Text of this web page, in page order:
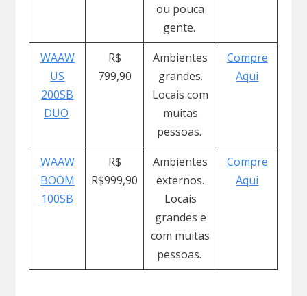
ou pouca
gente.
WAAW
US
200SB
DUO
R$
799,90
Ambientes
grandes.
Locais com
muitas
pessoas.
Compre
Aqui
WAAW
BOOM
100SB
R$
R$999,90
Ambientes
externos.
Locais
grandes e
com muitas
pessoas.
Compre
Aqui